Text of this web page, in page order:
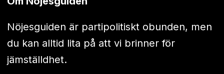
Nöjesguiden är partipolitiskt obunden, men
du kan alltid lita på att vi brinner för
jämställdhet.